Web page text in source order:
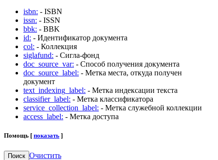
isbn: - ISBN
issn: - ISSN
bbk: - BBK
id: - Идентификатор документа
col: - Коллекция
siglafund: - Сигла-фонд
doc_source_var: - Способ получения документа
doc_source_label: - Метка места, откуда получен
документ
text_indexing_label: - Метка индексации текста
classifier_label: - Метка классификатора
service_collection_label: - Метка служебной коллекции
access_label: - Метка доступа
Помощь [ показать ]
Поиск Очистить